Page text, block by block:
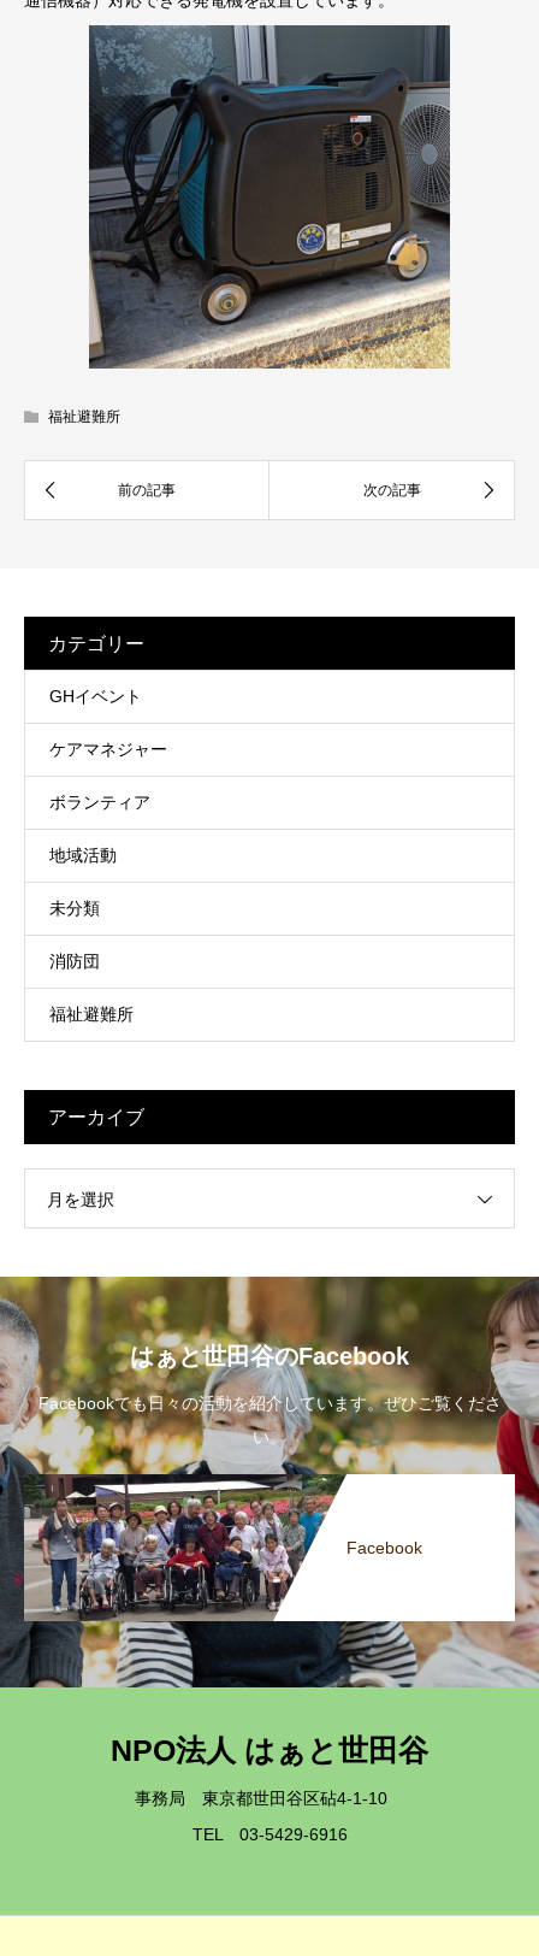
福祉避難所
カテゴリー
GHイベント
ケアマネジャー
ボランティア
地域活動
未分類
消防団
福祉避難所
アーカイブ
月を選択
はぁと世田谷のFacebook
Facebookでも日々の活動を紹介しています。ぜひご覧くださ
い。
Facebook
NPO法人 はぁと世田谷
事務局 東京都世田谷区砧4-1-10
TEL 03-5429-6916